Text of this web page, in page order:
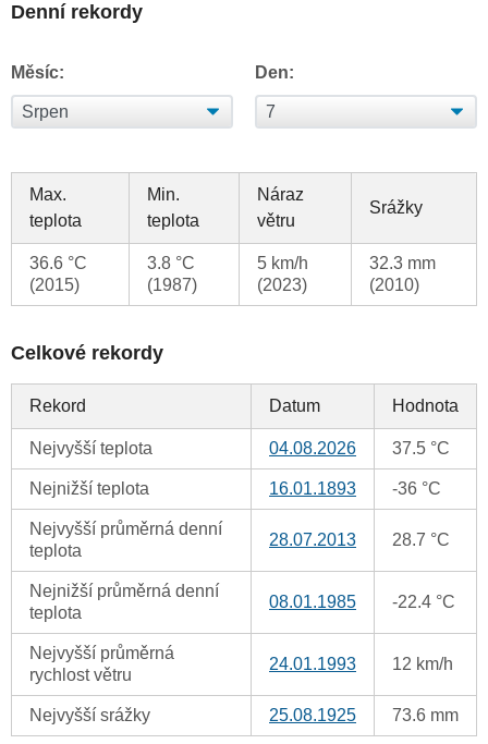
Denní rekordy
Měsíc: Den:
Max.
teplota
Min.
teplota
Náraz
větru
Srážky
36.6 °C
(2015)
3.8 °C
(1987)
5 km/h
(2023)
32.3 mm
(2010)
Celkové rekordy
Rekord Datum Hodnota
Nejvyšší teplota 04.08.2026 37.5 °C
Nejnižší teplota 16.01.1893 -36 °C
Nejvyšší průměrná denní
teplota
28.07.2013 28.7 °C
Nejnižší průměrná denní
teplota
08.01.1985 -22.4 °C
Nejvyšší průměrná
rychlost větru
24.01.1993 12 km/h
Nejvyšší srážky 25.08.1925 73.6 mm